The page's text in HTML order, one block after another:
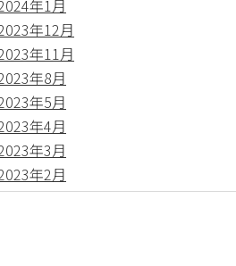
年1月
年12月
年11月
年8月
年5月
年4月
年3月
年2月